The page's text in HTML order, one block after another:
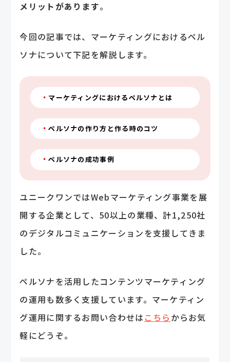
メリットがあります。
今回の記事では、マーケティングにおけるペル
ソナについて下記を解説します。
マーケティングにおけるペルソナとは
ペルソナの作り方と作る時のコツ
ペルソナの成功事例
ユニークワンではWebマーケティング事業を展
開する企業として、50以上の業種、計1,250社
のデジタルコミュニケーションを支援してきま
した。
ペルソナを活用したコンテンツマーケティング
の運用も数多く支援しています。マーケティン
グ運用に関するお問い合わせは こちら からお気
軽にどうぞ。